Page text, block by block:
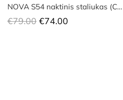
NOVA S54 naktinis staliukas (C…
€79.00 Original
€74.00